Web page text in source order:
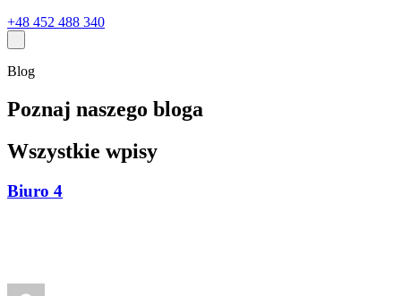
+48 452 488 340
Blog
Poznaj naszego bloga
Wszystkie wpisy
Biuro 4